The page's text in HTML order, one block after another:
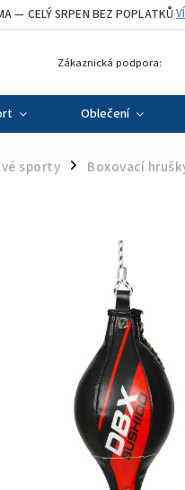
— CELÝ SRPEN BEZ POPLATKŮ·
Zákaznická podpora:
Oblečení
sporty / Boxovací